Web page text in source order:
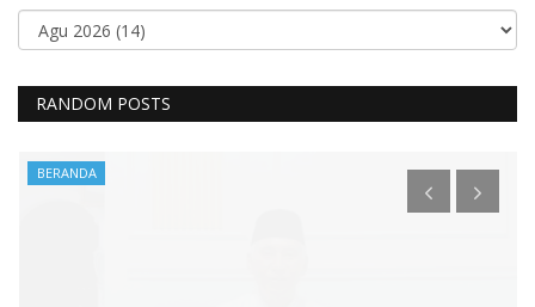
RANDOM POSTS
BERANDA